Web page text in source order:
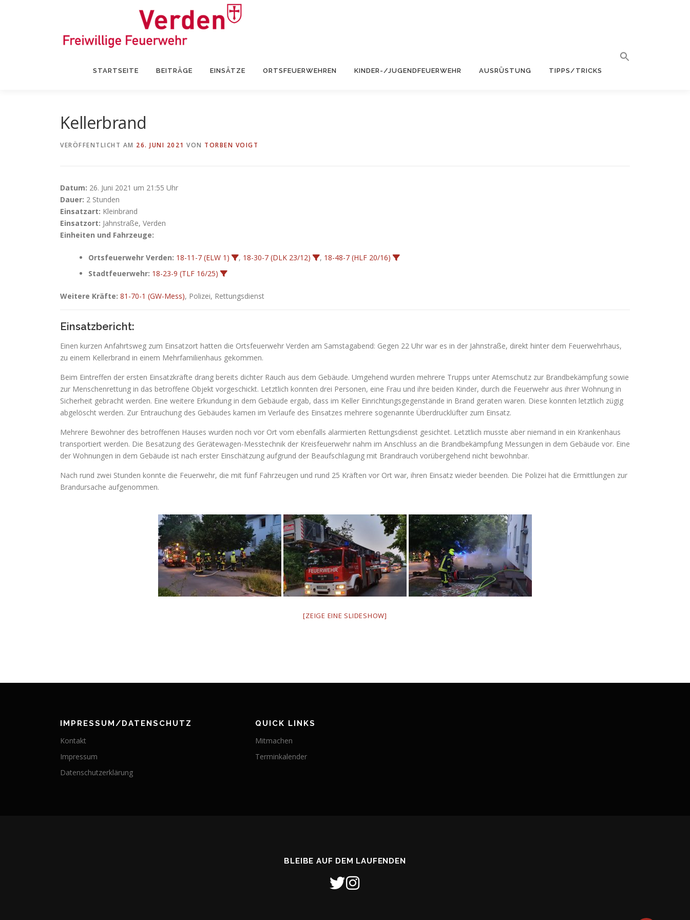
STARTSEITE BEITRÄGE EINSÄTZE ORTSFEUERWEHREN KINDER-/JUGENDFEUERWEHR AUSRÜSTUNG TIPPS/TRICKS
Kellerbrand
VERÖFFENTLICHT AM 26. JUNI 2021 VON TORBEN VOIGT
Datum: 26. Juni 2021 um 21:55 Uhr
Dauer: 2 Stunden
Einsatzart: Kleinbrand
Einsatzort: Jahnstraße, Verden
Einheiten und Fahrzeuge:
Ortsfeuerwehr Verden: 18-11-7 (ELW 1) , 18-30-7 (DLK 23/12) , 18-48-7 (HLF 20/16)
Stadtfeuerwehr: 18-23-9 (TLF 16/25)
Weitere Kräfte: 81-70-1 (GW-Mess), Polizei, Rettungsdienst
Einsatzbericht:
Einen kurzen Anfahrtsweg zum Einsatzort hatten die Ortsfeuerwehr Verden am Samstagabend: Gegen 22 Uhr war es in der Jahnstraße, direkt hinter dem Feuerwehrhaus,
zu einem Kellerbrand in einem Mehrfamilienhaus gekommen.
Beim Eintreffen der ersten Einsatzkräfte drang bereits dichter Rauch aus dem Gebäude. Umgehend wurden mehrere Trupps unter Atemschutz zur Brandbekämpfung sowie
zur Menschenrettung in das betroffene Objekt vorgeschickt. Letztlich konnten drei Personen, eine Frau und ihre beiden Kinder, durch die Feuerwehr aus ihrer Wohnung in
Sicherheit gebracht werden. Eine weitere Erkundung in dem Gebäude ergab, dass im Keller Einrichtungsgegenstände in Brand geraten waren. Diese konnten letztlich zügig
abgelöscht werden. Zur Entrauchung des Gebäudes kamen im Verlaufe des Einsatzes mehrere sogenannte Überdrucklüfter zum Einsatz.
Mehrere Bewohner des betroffenen Hauses wurden noch vor Ort vom ebenfalls alarmierten Rettungsdienst gesichtet. Letztlich musste aber niemand in ein Krankenhaus
transportiert werden. Die Besatzung des Gerätewagen-Messtechnik der Kreisfeuerwehr nahm im Anschluss an die Brandbekämpfung Messungen in dem Gebäude vor. Eine
der Wohnungen in dem Gebäude ist nach erster Einschätzung aufgrund der Beaufschlagung mit Brandrauch vorübergehend nicht bewohnbar.
Nach rund zwei Stunden konnte die Feuerwehr, die mit fünf Fahrzeugen und rund 25 Kräften vor Ort war, ihren Einsatz wieder beenden. Die Polizei hat die Ermittlungen zur
Brandursache aufgenommen.
[ZEIGE EINE SLIDESHOW]
IMPRESSUM/DATENSCHUTZ
Kontakt
Impressum
Datenschutzerklärung
QUICK LINKS
Mitmachen
Terminkalender
BLEIBE AUF DEM LAUFENDEN